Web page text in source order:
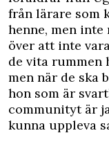
från lärare som
henne, men
över att inte
de vita rummen
men när de ska
hon som är
communityt är
kunna uppleva